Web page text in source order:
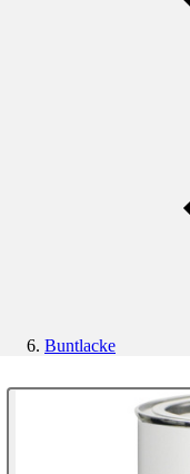
Buntlacke